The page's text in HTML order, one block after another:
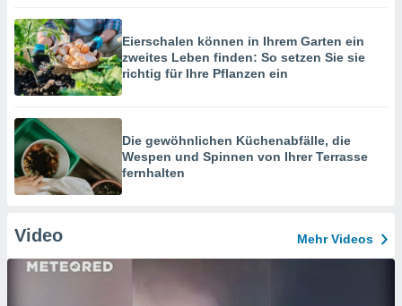
Eierschalen können in Ihrem Garten ein
zweites Leben finden: So setzen Sie sie
richtig für Ihre Pflanzen ein
Die gewöhnlichen Küchenabfälle, die
Wespen und Spinnen von Ihrer Terrasse
fernhalten
Video Mehr Videos